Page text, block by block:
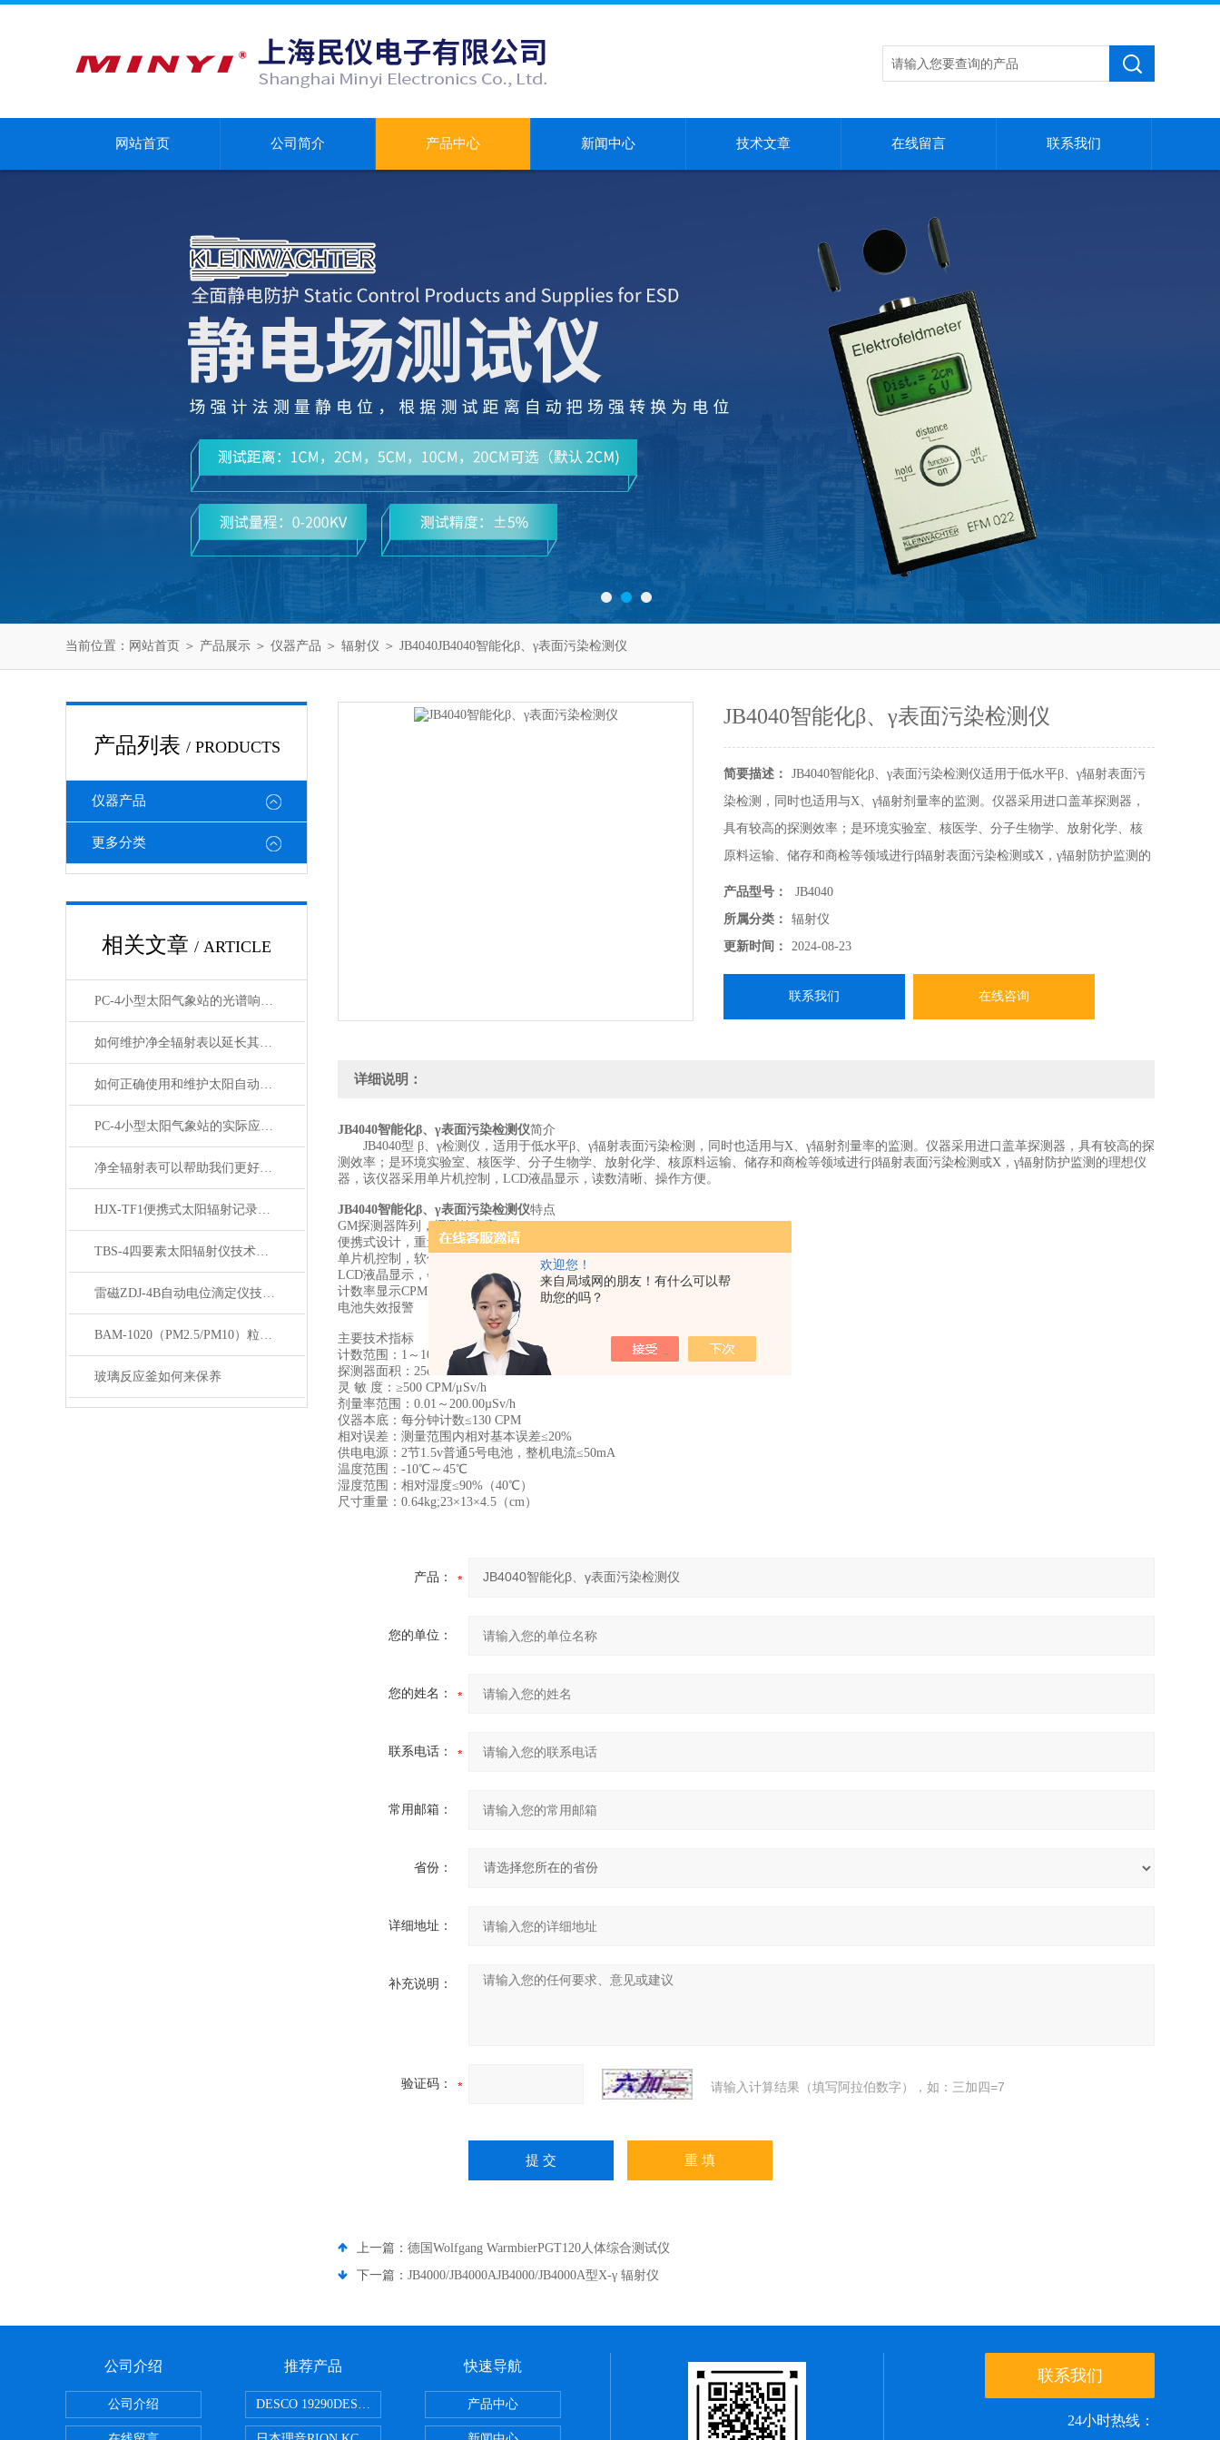
欢迎您！
来自局域网的朋友！有什么可以帮
助您的吗？
网站首页 公司简介 产品中心 新闻中心 技术文章 在线留言 联系我们
当前位置： 网站首页 ＞ 产品展示 ＞ 仪器产品 ＞ 辐射仪 ＞ JB4040JB4040智能化β、γ表面污染检测仪
产品列表 / PRODUCTS
仪器产品
更多分类
相关文章 / ARTICLE
PC-4小型太阳气象站的光谱响应与校准方法
如何维护净全辐射表以延长其使用寿命？
如何正确使用和维护太阳自动跟踪直接辐射表？
PC-4小型太阳气象站的实际应用价值
净全辐射表可以帮助我们更好地理解和利用太阳辐射
HJX-TF1便携式太阳辐射记录仪能够准确捕捉太阳辐射的变化
TBS-4四要素太阳辐射仪技术参数
雷磁ZDJ-4B自动电位滴定仪技术参数
BAM-1020（PM2.5/PM10）粒子监测器
玻璃反应釜如何来保养
JB4040智能化β、γ表面污染检测仪
简要描述：
JB4040智能化β、γ表面污染检测仪适用于低水平β、γ辐射表面污
染检测，同时也适用与X、γ辐射剂量率的监测。仪器采用进口盖革探测器，
具有较高的探测效率；是环境实验室、核医学、分子生物学、放射化学、核
原料运输、储存和商检等领域进行β辐射表面污染检测或X，γ辐射防护监测的
理想仪器，该仪器采用单片机控制，LCD液晶显示，读数清晰、操作方便。
产品型号：
JB4040
所属分类：
辐射仪
更新时间：
2024-08-23
联系我们 在线咨询
详细说明：
JB4040智能化β、γ表面污染检测仪简介
JB4040型 β、γ检测仪，适用于低水平β、γ辐射表面污染检测，同时也适用与X、γ辐射剂量率的监测。仪器采用进口盖革探测器，具有较高的探
测效率；是环境实验室、核医学、分子生物学、放射化学、核原料运输、储存和商检等领域进行β辐射表面污染检测或X，γ辐射防护监测的理想仪
器，该仪器采用单片机控制，LCD液晶显示，读数清晰、操作方便。
JB4040智能化β、γ表面污染检测仪特点
GM探测器阵列，探测效率高
便携式设计，重量轻
单片机控制，软件功能强
LCD液晶显示，会话式操作界面
计数率显示CPM、CPS、μSv/h
电池失效报警
主要技术指标
计数范围：1～106
探测器面积：25cm2
灵 敏 度：≥500 CPM/μSv/h
剂量率范围：0.01～200.00µSv/h
仪器本底：每分钟计数≤130 CPM
相对误差：测量范围内相对基本误差≤20%
供电电源：2节1.5v普通5号电池，整机电流≤50mA
温度范围：-10℃～45℃
湿度范围：相对湿度≤90%（40℃）
尺寸重量：0.64kg;23×13×4.5（cm）
产品：
您的单位：
您的姓名：
联系电话：
常用邮箱：
省份：
详细地址：
补充说明：
验证码： 请输入计算结果（填写阿拉伯数字），如：三加四=7
上一篇： 德国Wolfgang WarmbierPGT120人体综合测试仪
下一篇： JB4000/JB4000AJB4000/JB4000A型X-γ 辐射仪
公司介绍
公司介绍
推荐产品
DESCO 19290DESCO 19290重锤式表面电阻测试仪
快速导航
产品中心
联系我们
24小时热线：